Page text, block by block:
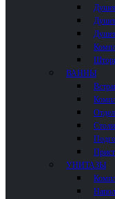
ВАННЫ
УНИТАЗЫ